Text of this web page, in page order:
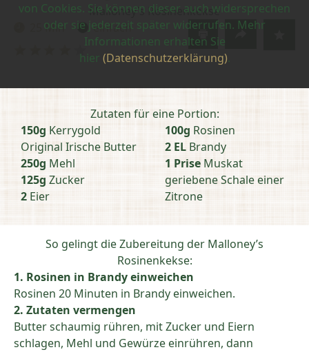
von Cookies. Sie können dieser auch widersprechen
oder sie jederzeit später widerrufen. Mehr
Informationen erhalten Sie
hier (Datenschutzerklärung).
Malloney’s Rosinenkekse
Zubereitungszeit:
25 Min Schwierigkeit:
einfach
Zutaten für eine Portion:
150g Kerrygold
Original Irische Butter
250g Mehl
125g Zucker
2 Eier
100g Rosinen
2 EL Brandy
1 Prise Muskat
geriebene Schale einer
Zitrone
So gelingt die Zubereitung der Malloney’s
Rosinenkekse:
1. Rosinen in Brandy einweichen
Rosinen 20 Minuten in Brandy einweichen.
2. Zutaten vermengen
Butter schaumig rühren, mit Zucker und Eiern
schlagen, Mehl und Gewürze einrühren, dann